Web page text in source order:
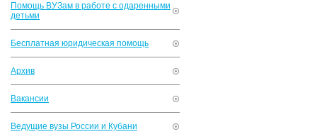
Помощь ВУЗам в работе с одаренными
детьми
Бесплатная юридическая помощь
Архив
Вакансии
Ведущие вузы России и Кубани